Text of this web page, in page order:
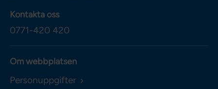
Kontakta oss
0771-420 420
Om webbplatsen
Personuppgifter